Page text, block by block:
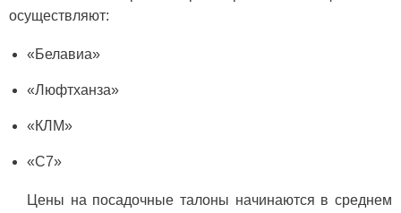
осуществляют:
«Белавиа»
«Люфтханза»
«КЛМ»
«С7»
Цены на посадочные талоны начинаются в среднем